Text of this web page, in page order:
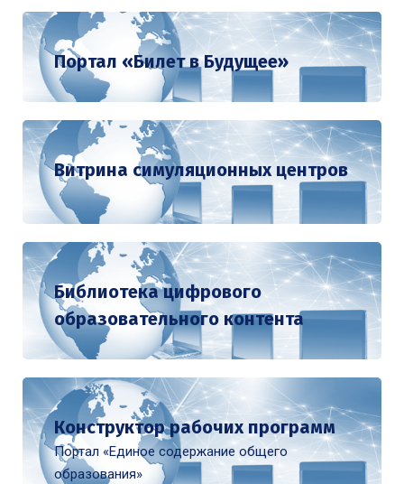
Портал «Билет в Будущее»
Витрина симуляционных центров
Библиотека цифрового
образовательного контента
Конструктор рабочих программ
Портал «Единое содержание общего
образования»